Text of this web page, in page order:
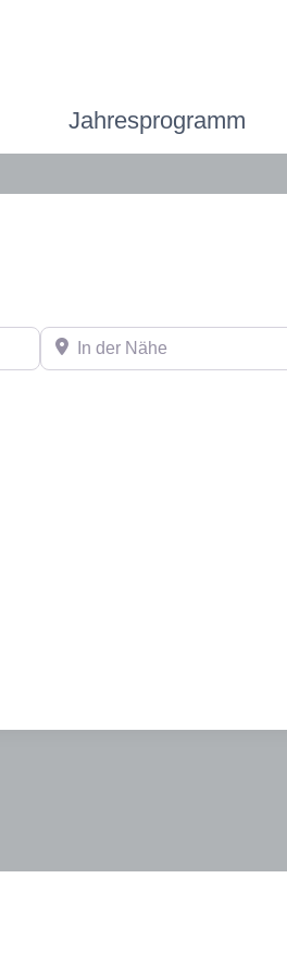
Jahresprogramm
In der Nähe